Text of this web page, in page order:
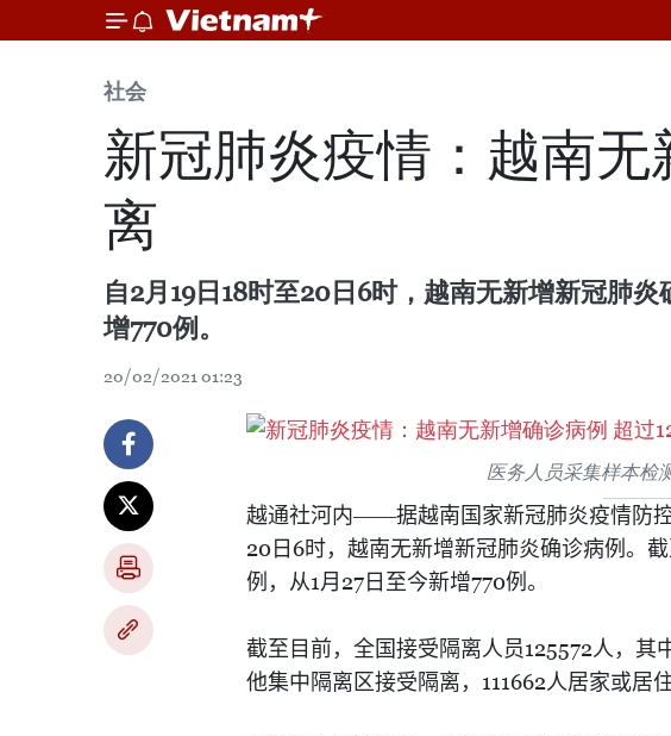
社会
新冠肺炎疫情：越南
离
自2月19日18时至20日6时，越南无新增新冠肺
增770例。
20/02/2021 01:23
医务人员采集样本检
越通社河内——据越南国家新冠肺炎疫情防
20 日 6时，越南无新增新冠肺炎确诊病例。
例，从1月 27 日至今新增770例。
截至目前，全国接受隔离人员125572人，其
他集中隔离区接受隔离， 111662人居家或居